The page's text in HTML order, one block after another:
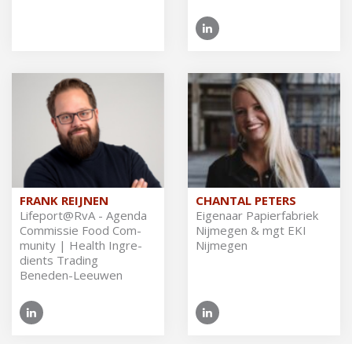
FRANK REIJNEN
Li­fe­port@RvA - Agen­da
Com­mis­sie Food Com­
mu­ni­ty | He­alth In­gre­
dients Tra­ding
Beneden-Leeuwen
CHANTAL PETERS
Ei­ge­naar Pa­pier­fa­briek
Nij­me­gen & mgt EKI
Nijmegen